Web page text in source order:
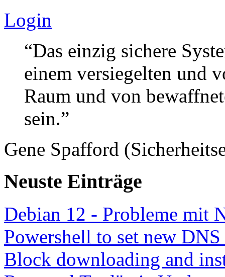
Login
“Das einzig sichere
einem versiegelten und
Raum und von
sein.”
Gene Spafford
Neuste Einträge
Debian 12 - Probleme mit
Powershell to set new
Block downloading and